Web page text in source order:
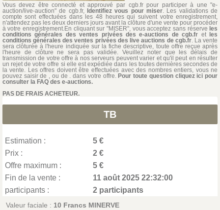
Vous devez être connecté et approuvé par cgb.fr pour participer à une "e-
auction/live-auction" de cgb.fr, Identifiez vous pour miser . Les validations de
compte sont effectuées dans les 48 heures qui suivent votre enregistrement,
n'attendez pas les deux derniers jours avant la clôture d'une vente pour procéder
à votre enregistrement.En cliquant sur "MISER", vous acceptez sans réserve les
conditions générales des ventes privées des e-auctions de cgb.fr et les
conditions générales des ventes privées des live auctions de cgb.fr. La vente
sera clôturée à l'heure indiquée sur la fiche descriptive, toute offre reçue après
l'heure de clôture ne sera pas validée. Veuillez noter que les délais de
transmission de votre offre à nos serveurs peuvent varier et qu'il peut en résulter
un rejet de votre offre si elle est expédiée dans les toutes dernières secondes de
la vente. Les offres doivent être effectuées avec des nombres entiers, vous ne
pouvez saisir de , ou de . dans votre offre.Pour toute question cliquez ici pour
consulter la FAQ des e-auctions.
PAS DE FRAIS ACHETEUR.
TB
Estimation :
5 €
Prix :
2 €
Offre maximum :
5 €
Fin de la vente :
11 août 2025 22:32:00
participants :
2 participants
Valeur faciale : 10 Francs MINERVE